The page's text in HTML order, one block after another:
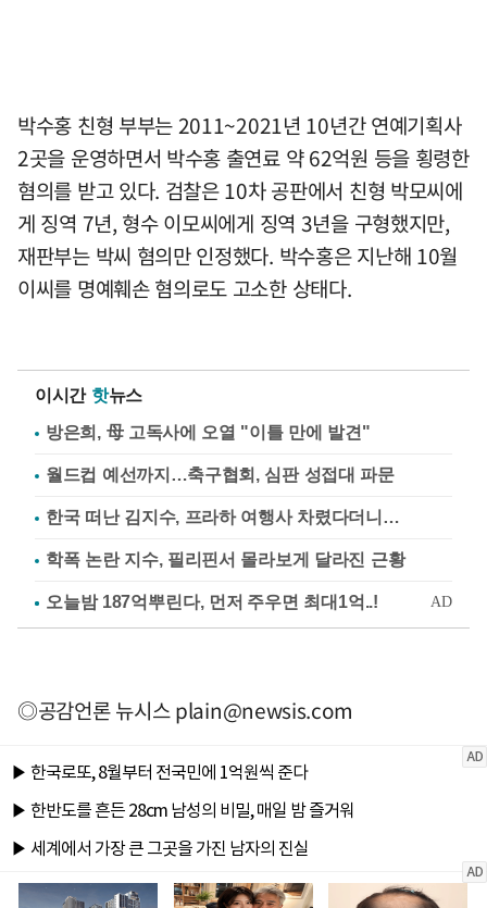
박수홍 친형 부부는 2011~2021년 10년간 연예기획사
2곳을 운영하면서 박수홍 출연료 약 62억원 등을 횡령한
혐의를 받고 있다. 검찰은 10차 공판에서 친형 박모씨에
게 징역 7년, 형수 이모씨에게 징역 3년을 구형했지만,
재판부는 박씨 혐의만 인정했다. 박수홍은 지난해 10월
이씨를 명예훼손 혐의로도 고소한 상태다.
이시간 핫뉴스
방은희, 母 고독사에 오열 "이틀 만에 발견"
월드컵 예선까지…축구협회, 심판 성접대 파문
한국 떠난 김지수, 프라하 여행사 차렸다더니…
학폭 논란 지수, 필리핀서 몰라보게 달라진 근황
◎공감언론 뉴시스plain@newsis.com